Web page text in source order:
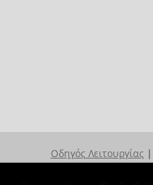
Οδηγός Λειτουργίας |